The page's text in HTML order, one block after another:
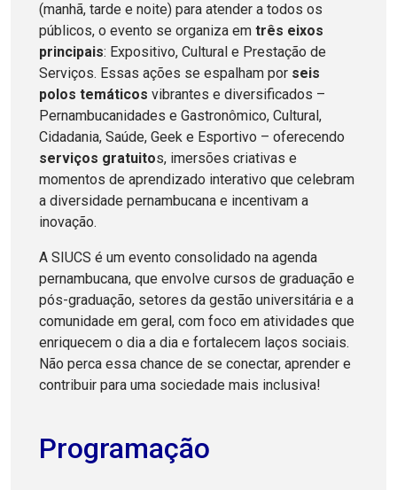
(manhã, tarde e noite) para atender a todos os
públicos, o evento se organiza em três eixos
principais: Expositivo, Cultural e Prestação de
Serviços. Essas ações se espalham por seis
polos temáticos vibrantes e diversificados –
Pernambucanidades e Gastronômico, Cultural,
Cidadania, Saúde, Geek e Esportivo – oferecendo
serviços gratuitos, imersões criativas e
momentos de aprendizado interativo que celebram
a diversidade pernambucana e incentivam a
inovação.
A SIUCS é um evento consolidado na agenda
pernambucana, que envolve cursos de graduação e
pós-graduação, setores da gestão universitária e a
comunidade em geral, com foco em atividades que
enriquecem o dia a dia e fortalecem laços sociais.
Não perca essa chance de se conectar, aprender e
contribuir para uma sociedade mais inclusiva!
Programação